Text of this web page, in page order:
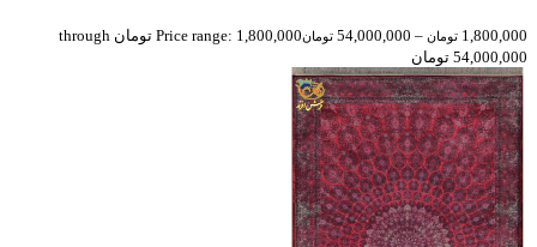
1,800,000 تومان –
54,000,000 تومان
Price range: 1,800,000 تومان through
54,000,000 تومان